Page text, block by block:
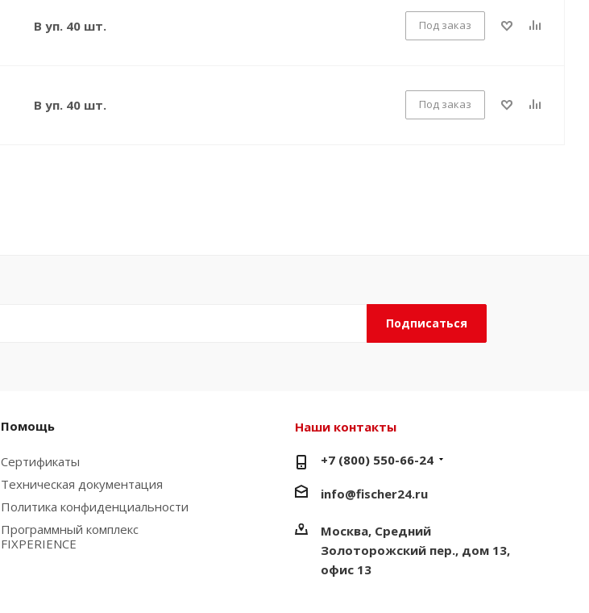
В уп. 40 шт. Под заказ
В уп. 40 шт. Под заказ
Помощь
Сертификаты
Техническая документация
Политика конфиденциальности
Программный комплекс
FIXPERIENCE
Наши контакты
+7 (800) 550-66-24
info@fischer24.ru
Москва, Средний
Золоторожский пер., дом 13,
офис 13